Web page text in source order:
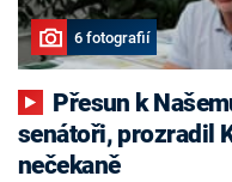
6 fotografií
senátoři, prozradil
nečekaně